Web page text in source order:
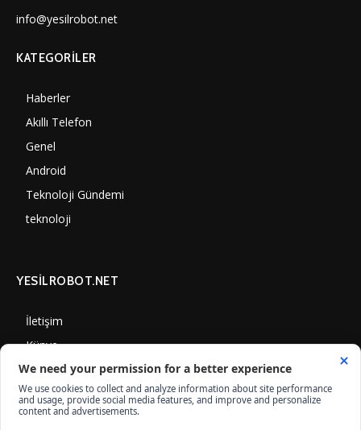
info@yesilrobot.net
KATEGORILER
Haberler
Akıllı Telefon
Genel
Android
Teknoloji Gündemi
teknoloji
YESİLROBOT.NET
İletişim
Künye
Gizlilik Politikası
Çerez Kullanımı